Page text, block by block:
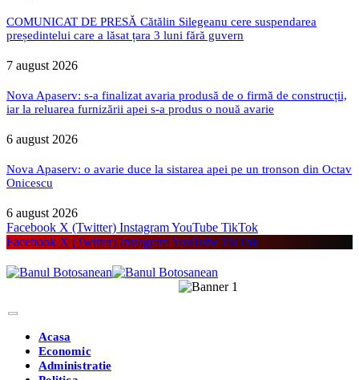
COMUNICAT DE PRESĂ Cătălin Silegeanu cere suspendarea
președintelui care a lăsat țara 3 luni fără guvern
7 august 2026
Nova Apaserv: s-a finalizat avaria produsă de o firmă de construcții,
iar la reluarea furnizării apei s-a produs o nouă avarie
6 august 2026
Nova Apaserv: o avarie duce la sistarea apei pe un tronson din Octav
Onicescu
6 august 2026
Facebook X (Twitter) InstagramYouTube TikTok
Facebook X (Twitter) InstagramYouTube TikTok
Acasa
Economic
Administratie